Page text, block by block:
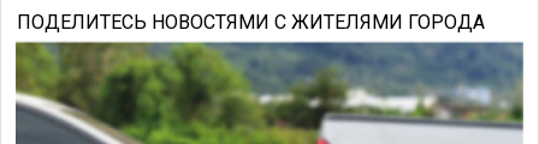
ПОДЕЛИТЕСЬ НОВОСТЯМИ С ЖИТЕЛЯМИ ГОРОДА